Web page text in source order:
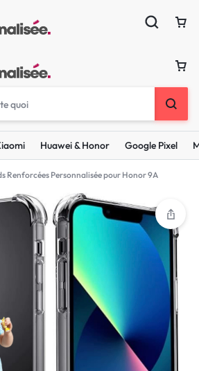
Huawei & Honor Google Pixel
Renforcées Personnalisée pour Honor 9A